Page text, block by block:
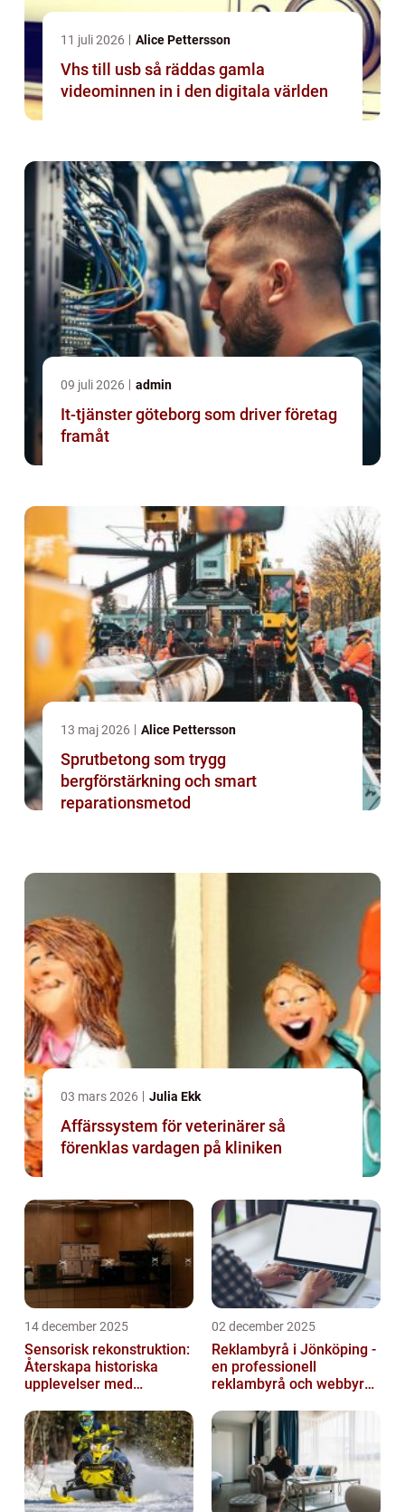
11 juli 2026 Alice Pettersson
Vhs till usb så räddas gamla
videominnen in i den digitala världen
09 juli 2026 admin
It-tjänster göteborg som driver företag
framåt
13 maj 2026 Alice Pettersson
Sprutbetong som trygg
bergförstärkning och smart
reparationsmetod
03 mars 2026 Julia Ekk
Affärssystem för veterinärer så
förenklas vardagen på kliniken
14 december 2025
Sensorisk rekonstruktion:
Återskapa historiska
upplevelser med
02 december 2025
Reklambyrå i Jönköping -
en professionell
reklambyrå och webbyrå
kommunikati...